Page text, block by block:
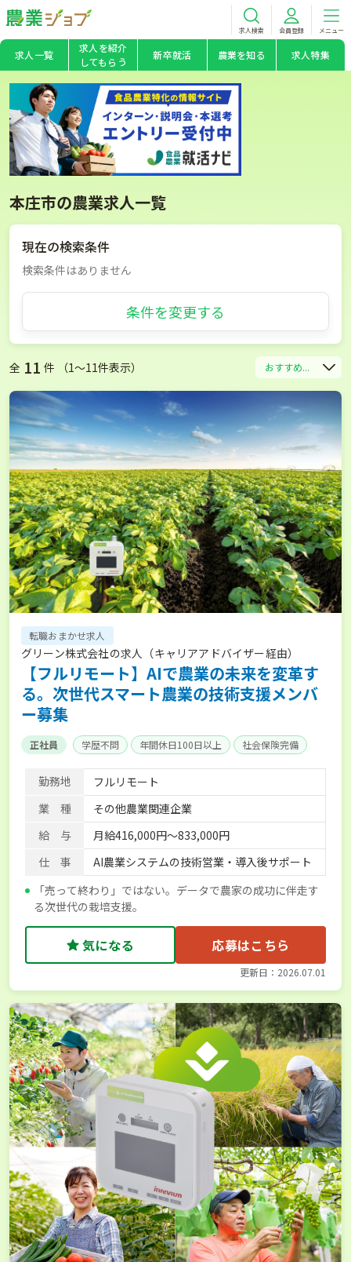
求人検索 会員登録 メニュー
求人一覧
求人を紹介
してもらう
新卒就活 農業を知る 求人特集
本庄市の農業求人一覧
現在の検索条件
検索条件はありません
条件を変更する
全 11 件 （1〜11件表示） おすすめ...
転職おまかせ求人
グリーン株式会社の求人（キャリアアドバイザー経由）
【フルリモート】AIで農業の未来を変革す
る。次世代スマート農業の技術支援メンバ
ー募集
正社員 学歴不問 年間休日100日以上 社会保険完備
勤務地
フルリモート
業 種
その他農業関連企業
給 与
月給416,000円～833,000円
仕 事
AI農業システムの技術営業・導入後サポート
「売って終わり」ではない。データで農家の成功に伴走す
る次世代の栽培支援。
気になる 応募はこちら
更新日：2026.07.01